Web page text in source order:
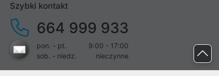
Szybki kontakt
664 999 933
pon. - pt.
9:00 - 17:00
sob. - niedz.
nieczynne